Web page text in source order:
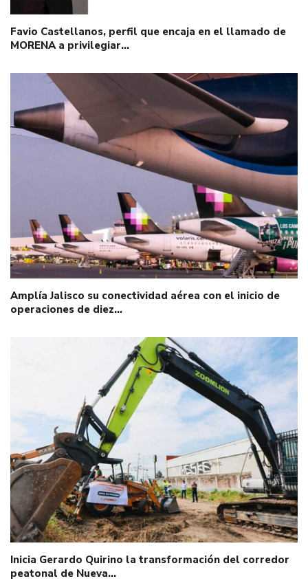
Favio Castellanos, perfil que encaja en el llamado de
MORENA a privilegiar…
Amplía Jalisco su conectividad aérea con el inicio de
operaciones de diez…
Inicia Gerardo Quirino la transformación del corredor
peatonal de Nueva…